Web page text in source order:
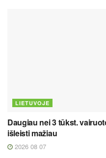
LIETUVOJE
Daugiau nei 3 tūkst.
išleisti mažiau
2026 08 07